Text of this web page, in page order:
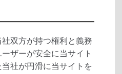
双方が持つ権利と義務
ザーが安全に当サイト
社が円滑に当サイトを